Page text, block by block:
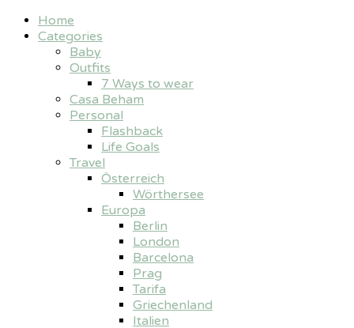
Home
Categories
Baby
Outfits
7 Ways to wear
Casa Beham
Personal
Flashback
Life Goals
Travel
Österreich
Wörthersee
Europa
Berlin
London
Barcelona
Prag
Tarifa
Griechenland
Italien